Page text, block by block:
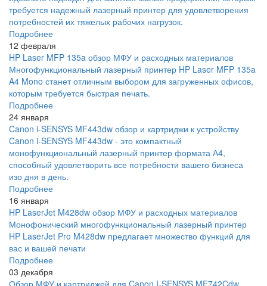
требуется надежный лазерный принтер для удовлетворения
потребностей их тяжелых рабочих нагрузок.
Подробнее
12 февраля
HP Laser MFP 135a обзор МФУ и расходных материалов
Многофункциональный лазерный принтер HP Laser MFP 135a
A4 Mono станет отличным выбором для загруженных офисов,
которым требуется быстрая печать.
Подробнее
24 января
Canon i-SENSYS MF443dw обзор и картриджи к устройству
Canon i-SENSYS MF443dw - это компактный
монофункциональный лазерный принтер формата А4,
способный удовлетворить все потребности вашего бизнеса
изо дня в день.
Подробнее
16 января
HP LaserJet M428dw обзор МФУ и расходных материалов
Монофонический многофункциональный лазерный принтер
HP LaserJet Pro M428dw предлагает множество функций для
вас и вашей печати
Подробнее
03 декабря
Обзор МФУ и картриджей для Canon I-SENSYS MF742Cdw